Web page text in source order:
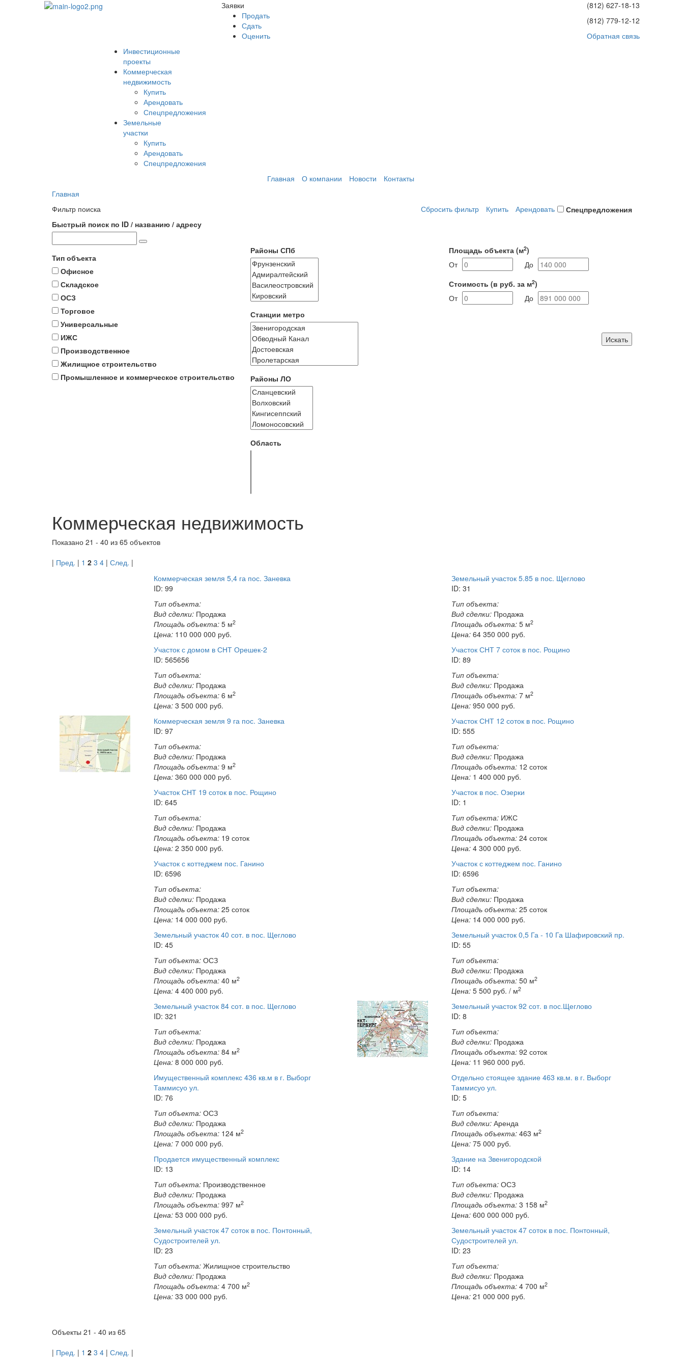
Заявки
Продать
Сдать
Оценить
Инвестиционные
проекты
Коммерческая
недвижимость
Купить
Арендовать
Спецпредложения
Земельные
участки
Купить
Арендовать
Спецпредложения
(812) 627-18-13
(812) 779-12-12
Обратная связь
Главная О компании Новости
Контакты
Главная
Фильтр поиска
Спецпредложения
Сбросить фильтр Купить
Арендовать
Быстрый поиск по ID / названию / адресу
Тип объекта
Офисное
Складское
ОСЗ
Торговое
Универсальные
ИЖС
Производственное
Жилищное строительство
Промышленное и коммерческое строительство
Районы СПб
Станции метро
Районы ЛО
Область
Площадь объекта (м2)
От
До
Стоимость (в руб. за м2)
От
До
Искать
Коммерческая недвижимость
Показано 21 - 40 из 65 объектов
| Пред. | 1 2 3 4 | След. |
Коммерческая земля 5,4 га пос. Заневка
ID: 99
Тип объекта:
Вид сделки: Продажа
Площадь объекта: 5 м2
Цена: 110 000 000 руб.
Земельный участок 5.85 в пос. Щеглово
ID: 31
Тип объекта:
Вид сделки: Продажа
Площадь объекта: 5 м2
Цена: 64 350 000 руб.
Участок с домом в СНТ Орешек-2
ID: 565656
Тип объекта:
Вид сделки: Продажа
Площадь объекта: 6 м2
Цена: 3 500 000 руб.
Участок СНТ 7 соток в пос. Рощино
ID: 89
Тип объекта:
Вид сделки: Продажа
Площадь объекта: 7 м2
Цена: 950 000 руб.
Коммерческая земля 9 га пос. Заневка
ID: 97
Тип объекта:
Вид сделки: Продажа
Площадь объекта: 9 м2
Цена: 360 000 000 руб.
Участок СНТ 12 соток в пос. Рощино
ID: 555
Тип объекта:
Вид сделки: Продажа
Площадь объекта: 12 соток
Цена: 1 400 000 руб.
Участок СНТ 19 соток в пос. Рощино
ID: 645
Тип объекта:
Вид сделки: Продажа
Площадь объекта: 19 соток
Цена: 2 350 000 руб.
Участок в пос. Озерки
ID: 1
Тип объекта: ИЖС
Вид сделки: Продажа
Площадь объекта: 24 соток
Цена: 4 300 000 руб.
Участок с коттеджем пос. Ганино
ID: 6596
Тип объекта:
Вид сделки: Продажа
Площадь объекта: 25 соток
Цена: 14 000 000 руб.
Участок с коттеджем пос. Ганино
ID: 6596
Тип объекта:
Вид сделки: Продажа
Площадь объекта: 25 соток
Цена: 14 000 000 руб.
Земельный участок 40 сот. в пос. Щеглово
ID: 45
Тип объекта: ОСЗ
Вид сделки: Продажа
Площадь объекта: 40 м2
Цена: 4 400 000 руб.
Земельный участок 0,5 Га - 10 Га Шафировский пр.
ID: 55
Тип объекта:
Вид сделки: Продажа
Площадь объекта: 50 м2
Цена: 5 500 руб. / м2
Земельный участок 84 сот. в пос. Щеглово
ID: 321
Тип объекта:
Вид сделки: Продажа
Площадь объекта: 84 м2
Цена: 8 000 000 руб.
Земельный участок 92 сот. в пос.Щеглово
ID: 8
Тип объекта:
Вид сделки: Продажа
Площадь объекта: 92 соток
Цена: 11 960 000 руб.
Имущественный комплекс 436 кв.м в г. Выборг
Таммисуо ул.
ID: 76
Тип объекта: ОСЗ
Вид сделки: Продажа
Площадь объекта: 124 м2
Цена: 7 000 000 руб.
Отдельно стоящее здание 463 кв.м. в г. Выборг
Таммисуо ул.
ID: 5
Тип объекта:
Вид сделки: Аренда
Площадь объекта: 463 м2
Цена: 75 000 руб.
Продается имущественный комплекс
ID: 13
Тип объекта: Производственное
Вид сделки: Продажа
Площадь объекта: 997 м2
Цена: 53 000 000 руб.
Здание на Звенигородской
ID: 14
Тип объекта: ОСЗ
Вид сделки: Продажа
Площадь объекта: 3 158 м2
Цена: 600 000 000 руб.
Земельный участок 47 соток в пос. Понтонный,
Судостроителей ул.
ID: 23
Тип объекта: Жилищное строительство
Вид сделки: Продажа
Площадь объекта: 4 700 м2
Цена: 33 000 000 руб.
Земельный участок 47 соток в пос. Понтонный,
Судостроителей ул.
ID: 23
Тип объекта:
Вид сделки: Продажа
Площадь объекта: 4 700 м2
Цена: 21 000 000 руб.
Объекты 21 - 40 из 65
| Пред. | 1 2 3 4 | След. |